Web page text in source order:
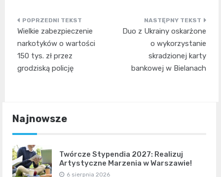
Nawigacja
wpisu
Wielkie zabezpieczenie
narkotyków o wartości
150 tys. zł przez
grodziską policję
Duo z Ukrainy oskarżone
o wykorzystanie
skradzionej karty
bankowej w Bielanach
Najnowsze
Twórcze Stypendia 2027: Realizuj
Artystyczne Marzenia w Warszawie!
6 sierpnia 2026